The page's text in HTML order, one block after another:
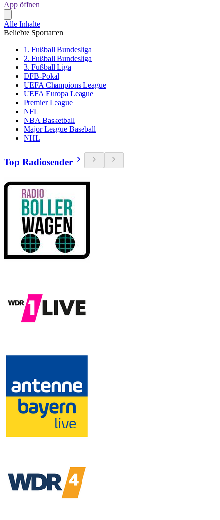
App öffnen
Alle Inhalte
Beliebte Sportarten
1. Fußball Bundesliga
2. Fußball Bundesliga
3. Fußball Liga
DFB-Pokal
UEFA Champions League
UEFA Europa League
Premier League
NFL
NBA Basketball
Major League Baseball
NHL
Top Radiosender